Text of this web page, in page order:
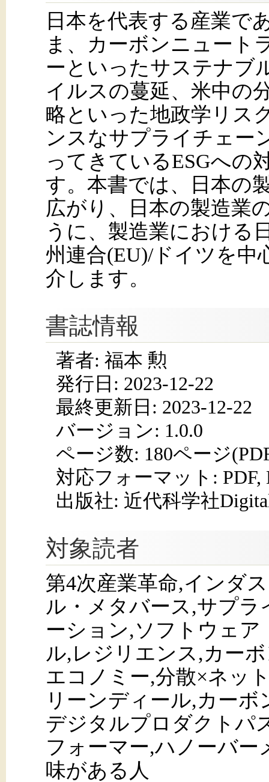
日本を代表する産業で
ま、カーボンニュート
ーといったサステナブ
イルスの蔓延、米中の
略といった地政学リス
ンスなサプライチェー
ってきているESGへの
す。本書では、日本の
広がり、日本の製造業
うに、製造業における
州連合(EU)/ドイツを中
介します。
書誌情報
著者: 福本 勲
発行日: 2023-12-22
最終更新日: 2023-12-22
バージョン: 1.0.0
ページ数: 180ページ
対応フォーマット: PDF,
出版社: 近代科学社
対象読者
第4次産業革命,インダ
ル・メタバース,サプ
ーション,ソフトウェ
ル,レジリエンス,カー
エコノミー,分散×ネッ
リーンディール,カー
デジタルプロダクトパ
フォーマー,ハノーバー
味がある人